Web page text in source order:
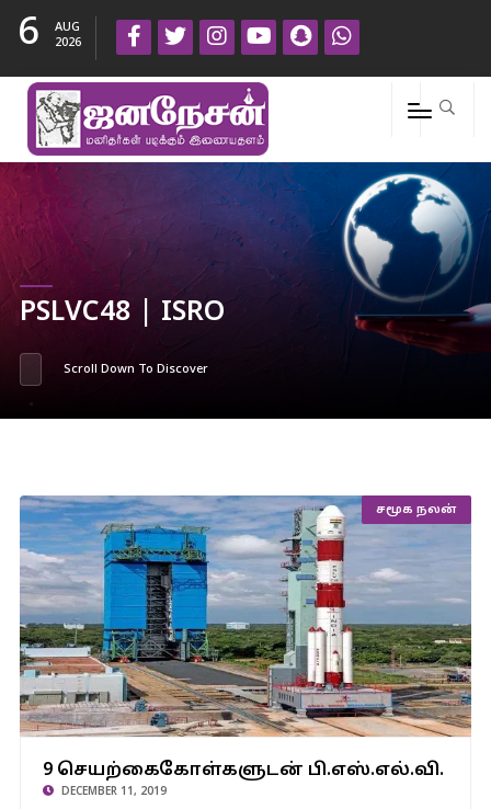
6
AUG
2026
PSLVC48 | ISRO
Scroll Down To Discover
9 செயற்கைகோள்களுடன் பி.எஸ்.எல்.வி. சி-48 ராக்கெட்
வெற்றிகரமாக விண்ணில் பாய்ந்தது.
சமூக நலன்
9 செயற்கைகோள்களுடன் பி.எஸ்.எல்.வி. சி-
DECEMBER 11, 2019